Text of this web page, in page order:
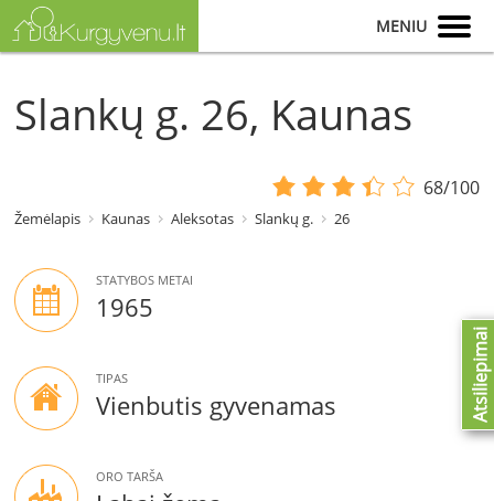
MENIU
Slankų g. 26, Kaunas
68/100
Žemėlapis Kaunas Aleksotas Slankų g. 26
STATYBOS METAI
1965
TIPAS
Vienbutis gyvenamas
ORO TARŠA
Atsiliepimai